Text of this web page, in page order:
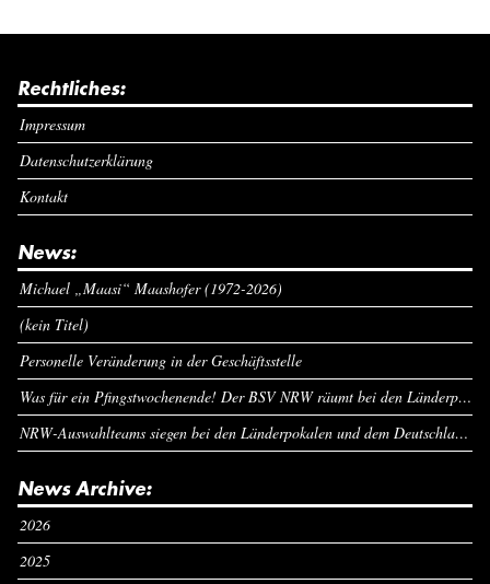
Rechtliches:
Impressum
Datenschutzerklärung
Kontakt
News:
Michael „Maasi“ Maashofer (1972-2026)
(kein Titel)
Personelle Veränderung in der Geschäftsstelle
Was für ein Pfingstwochenende! Der BSV NRW räumt bei den Länderpokalen ab
NRW-Auswahlteams siegen bei den Länderpokalen und dem Deutschlandcup an Pfingsten
News Archive:
2026
2025